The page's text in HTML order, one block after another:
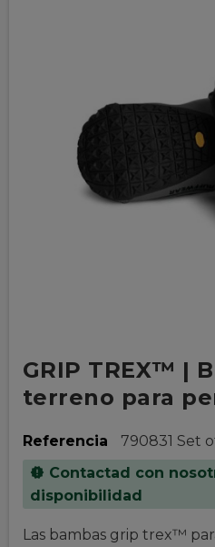
GRIP TREX™ |
terreno para
Referencia 790831 Set
new_releases Contactad con
disponibilidad
Las bambas grip trex™